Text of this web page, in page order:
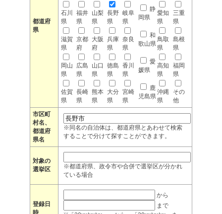
都道府
県
石川
県
福井
県
山梨
県
長野
県
岐阜
県
静
岡県
愛知
県
三重
県
滋賀
県
京都
府
大阪
府
兵庫
県
奈良
県
和
歌山県
鳥取
県
島根
県
岡山
県
広島
県
山口
県
徳島
県
香川
県
愛
媛県
高知
県
福岡
県
佐賀
県
長崎
県
熊本
県
大分
県
宮崎
県
鹿
児島県
沖縄
県
その
他
市区町
村名、
都道府
県名
※同名の自治体は、都道府県とあわせて検索
することで分けて探すことができます。
対象の
選挙区
※都道府県、政令市や合併で選挙区が分かれ
ている場合
登録日
時
から
まで